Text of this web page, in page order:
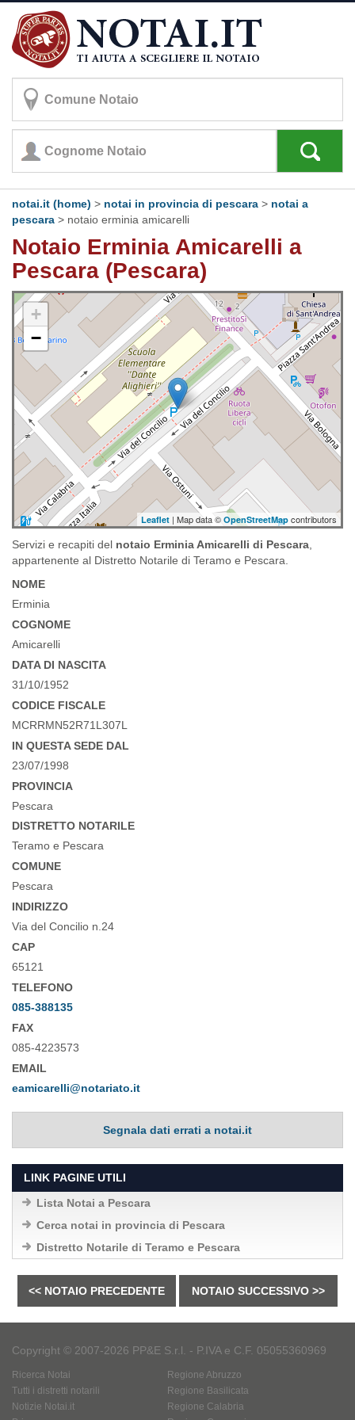
notai.it (home) > notai in provincia di pescara > notai a
pescara > notaio erminia amicarelli
Notaio Erminia Amicarelli a
Pescara (Pescara)
+
−
Leaflet | Map data © OpenStreetMap contributors
Servizi e recapiti del notaio Erminia Amicarelli di Pescara
appartenente al Distretto Notarile di Teramo e Pescara.
NOME
Erminia
COGNOME
Amicarelli
DATA DI NASCITA
31/10/1952
CODICE FISCALE
MCRRMN52R71L307L
IN QUESTA SEDE DAL
23/07/1998
PROVINCIA
Pescara
DISTRETTO NOTARILE
Teramo e Pescara
COMUNE
Pescara
INDIRIZZO
Via del Concilio n.24
CAP
65121
TELEFONO
085-388135
FAX
085-4223573
EMAIL
eamicarelli@notariato.it
Segnala dati errati a notai.it
LINK PAGINE UTILI
Lista Notai a Pescara
Cerca notai in provincia di Pescara
Distretto Notarile di Teramo e Pescara
<< NOTAIO PRECEDENTE NOTAIO SUCCESSIVO >>
Copyright © 2007-2026 PP&E S.r.l. - P.IVA e C.F. 05055360969
Ricerca Notai
Tutti i distretti notarili
Notizie Notai.it
Regione Abruzzo
Regione Basilicata
Regione Calabria